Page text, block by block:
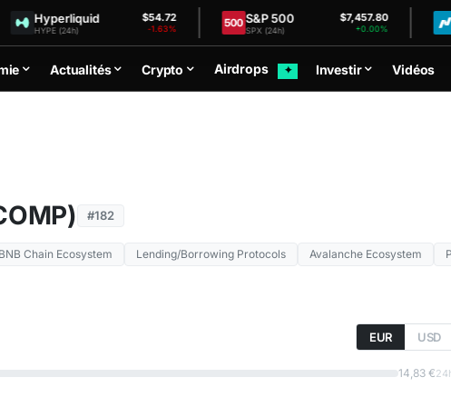
Hyperliquid
HYPE (24h)
$54.72 S&P 500
SPX (24h)
$7,457.80
NDX
Actualités Crypto Airdrops ✦ Investir Vidéos
#182
BNB Chain Ecosystem Lending/Borrowing Protocols Avalanche Ecosystem
EUR USD
14,83 €